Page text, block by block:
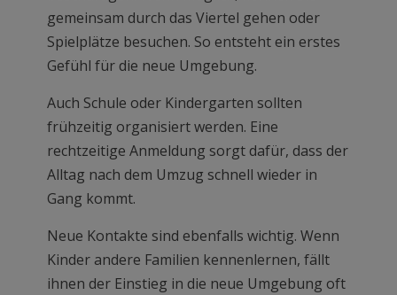
gemeinsam durch das Viertel gehen oder
Spielplätze besuchen. So entsteht ein erstes
Gefühl für die neue Umgebung.
Auch Schule oder Kindergarten sollten
frühzeitig organisiert werden. Eine
rechtzeitige Anmeldung sorgt dafür, dass der
Alltag nach dem Umzug schnell wieder in
Gang kommt.
Neue Kontakte sind ebenfalls wichtig. Wenn
Kinder andere Familien kennenlernen, fällt
ihnen der Einstieg in die neue Umgebung oft